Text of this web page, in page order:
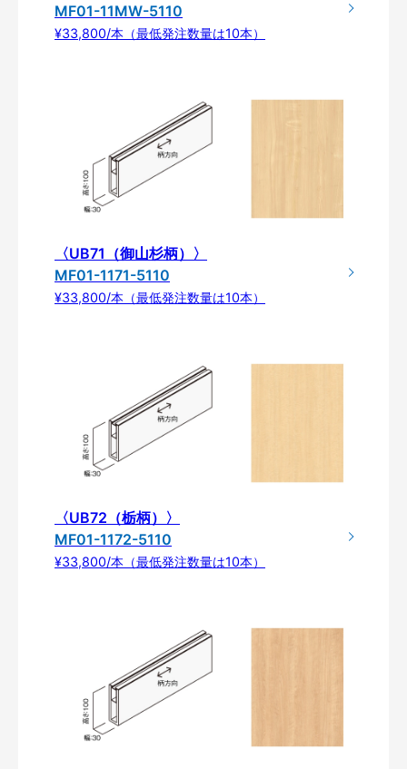
MF01-11MW-5110
¥33,800/本（最低発注数量は10本）
〈UB71（御山杉柄）〉
MF01-1171-5110
¥33,800/本（最低発注数量は10本）
〈UB72（栃柄）〉
MF01-1172-5110
¥33,800/本（最低発注数量は10本）